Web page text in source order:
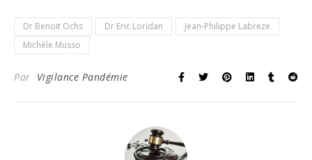
Dr Benoit Ochs Dr Eric Loridan
Jean-Philippe Labreze
Michèle Musso
Par Vigilance Pandémie